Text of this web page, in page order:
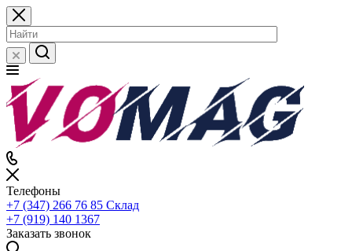
Телефоны
+7 (347) 266 76 85 Склад
+7 (919) 140 1367
Заказать звонок